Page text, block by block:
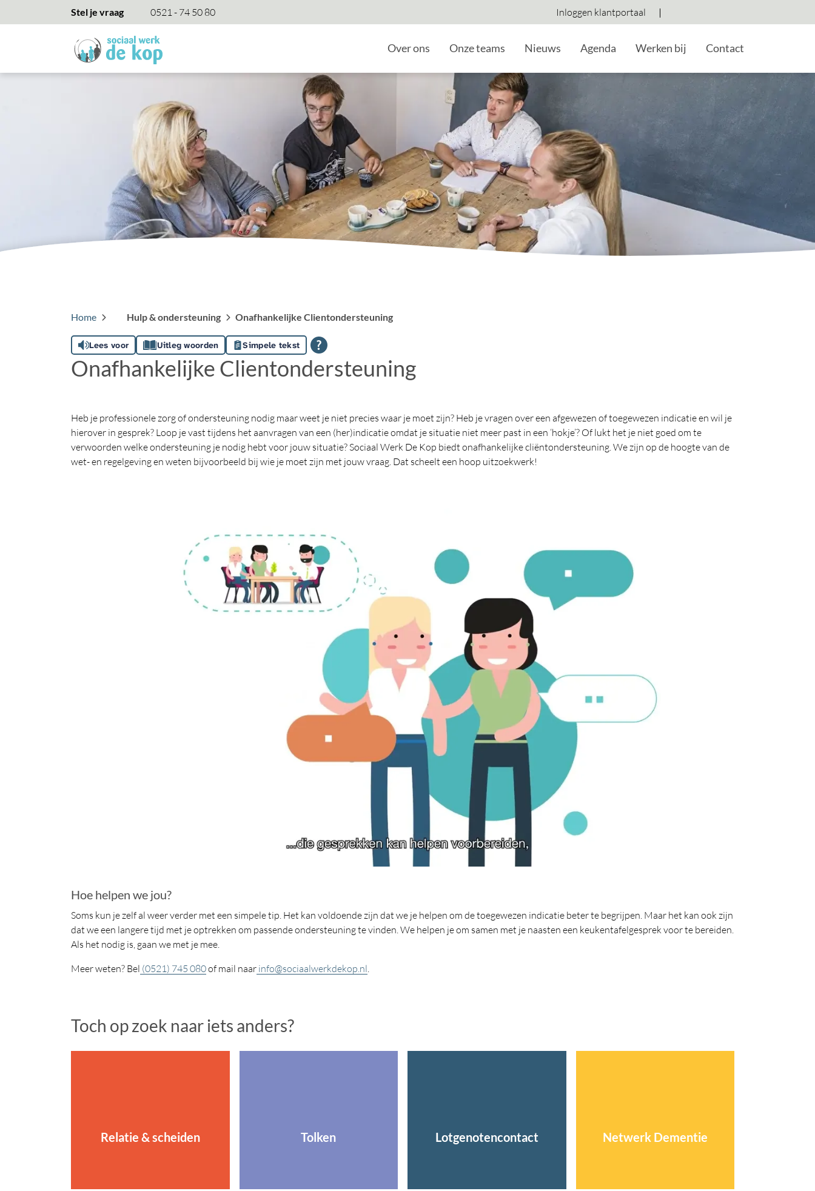
Stel je vraag 0521 - 74 50 80 Inloggen klantportaal
Hoog contrast wisselen
Lettergrootte vergroten
Lettergrootte
HomeOver ons Onze teams Nieuws Agenda Werken bij Contact
Home Hulp & ondersteuning Onafhankelijke Clientondersteuning
Lees voor Uitleg woorden Simpele tekst
Onafhankelijke Clientondersteuning
Heb je professionele zorg of ondersteuning nodig maar weet je niet precies waar je moet zijn? Heb je vragen over een afgewezen of toegewezen indicatie en wil je
hierover in gesprek? Loop je vast tijdens het aanvragen van een (her)indicatie omdat je situatie niet meer past in een ‘hokje’? Of lukt het je niet goed om te
verwoorden welke ondersteuning je nodig hebt voor jouw situatie? Sociaal Werk De Kop biedt onafhankelijke cliëntondersteuning. We zijn op de hoogte van de
wet- en regelgeving en weten bijvoorbeeld bij wie je moet zijn met jouw vraag. Dat scheelt een hoop uitzoekwerk!
Hoe helpen we jou?
Soms kun je zelf al weer verder met een simpele tip. Het kan voldoende zijn dat we je helpen om de toegewezen indicatie beter te begrijpen. Maar het kan ook zijn
dat we een langere tijd met je optrekken om passende ondersteuning te vinden. We helpen je om samen met je naasten een keukentafelgesprek voor te bereiden.
Als het nodig is, gaan we met je mee.
Meer weten? Bel (0521) 745 080of mail naar info@sociaalwerkdekop.nl
Toch op zoek naar iets anders?
Relatie & scheiden Tolken Lotgenotencontact Netwerk Dementie